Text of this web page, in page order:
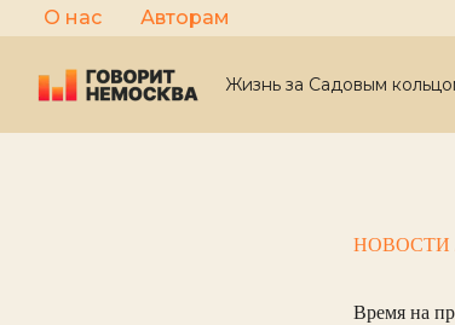
Перейти
к
содержимому
О нас Авторам
Жизнь за Садовым
НОВОСТИ
Время на